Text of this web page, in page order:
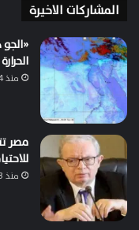
المشاركات الاخيرة
«الجو
منذ 4 دقائق
منذ 23 دقيقة